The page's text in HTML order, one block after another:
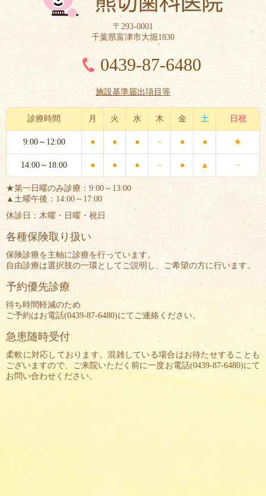
〒293-0001
千葉県富津市大堀1830
0439-87-6480
施設基準届出項目等
診療時間 月 火 水 木 金 土 日祝
9:00～12:00 ● ● ● － ● ● ★
14:00～18:00 ● ● ● － ● ▲ －
★第一日曜のみ診療：9:00～13:00
▲土曜午後：14:00～17:00
休診日：木曜・日曜・祝日
各種保険取り扱い
保険診療を主軸に診療を行っています。
自由診療は選択肢の一環としてご説明し、ご希望の方に行います。
予約優先診療
待ち時間軽減のため
ご予約はお電話(0439-87-6480)にてご連絡ください。
急患随時受付
柔軟に対応しております。混雑している場合はお待たせすることも
ございますので、ご来院いただく前に一度お電話(0439-87-6480)にて
お問い合わせください。